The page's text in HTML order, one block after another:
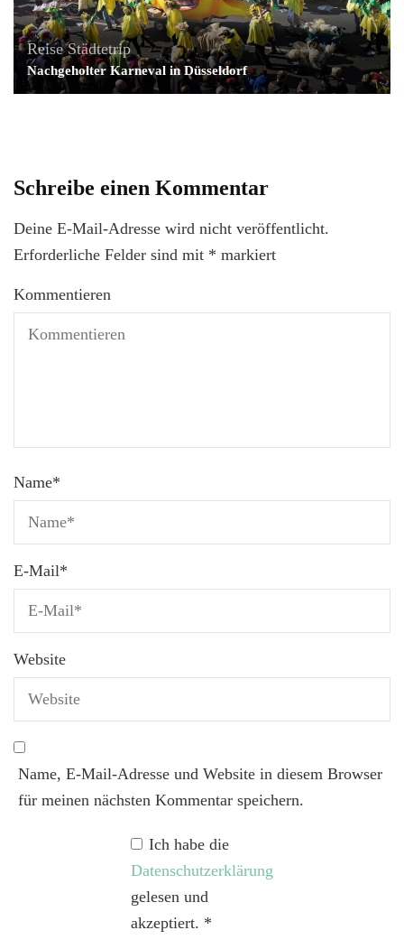
Reise Städtetrip
Nachgeholter Karneval in Düsseldorf
Schreibe einen Kommentar
Deine E-Mail-Adresse wird nicht veröffentlicht.
Erforderliche Felder sind mit * markiert
Kommentieren
Name*
E-Mail*
Website
Name, E-Mail-Adresse und Website in diesem Browser
für meinen nächsten Kommentar speichern.
Ich habe die
Datenschutzerklärung
gelesen und
akzeptiert. *